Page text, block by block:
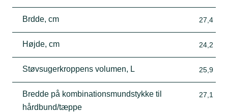
Brdde, cm 27,4
Højde, cm 24,2
Støvsugerkroppens volumen, L 25,9
Bredde på kombinationsmundstykke til
hårdbund/tæppe
27,1